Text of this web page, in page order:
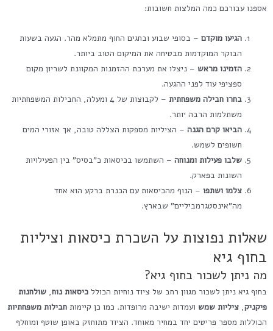
אספנו עבורכם כמה המלצות חשובות:
הגיעו מוקדם – בסופי שבוע ובחגים החוף מתמלא מהר. הגעה בשעות
הבוקר המוקדמות מבטיחה את המיקום הטוב ביותר.
הזמינו מראש – ניצלו את מערכת ההזמנות המקוונת לשריון מקום
ספציפי עוד לפני ההגעה.
בחרו חבילה משפחתית
– לקבוצות של 4 ומעלה, החבילות המשפחתיות
משתלמות הרבה יותר.
הביאו קרם הגנה – הציליות מספקות הצללה טובה, אך אזורי המים
חשופים לשמש.
שלבו פעילות ומנוחה – השתמשו בכיסאות כ"בסיס" בין הפעילויות
השונות בפארק.
צלמו ושתפו – הנוף מהכיסאות עם הכנרת ברקע הוא אחד
מה"אינסטגרמביליים" שבארץ.
שאלות נפוצות על השכרת כיסאות וציליות
בחוף גיא
מה ניתן לשכור בחוף גיא?
בחוף גיא ניתן לשכור מגוון רחב של ציוד נוחיות הכולל כיסאות נוח, שולחנות
פיקניק, ציליות שמש ועמדות ישיבה מרופדות. כמו כן קיימות חבילות משפחתיות
הכוללות מספר פריטים יחד במחיר מאוחד. הציוד מתוחזק באופן שוטף ומוחלף